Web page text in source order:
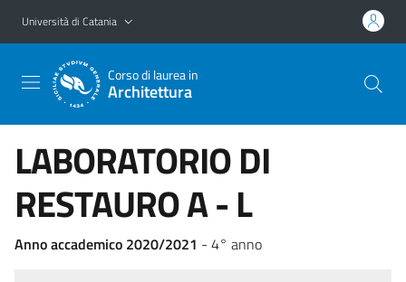
Vai al contenuto principale
Vai al menu di navigazione
Università di Catania
Corso di laurea in
Architettura
LABORATORIO DI
RESTAURO A - L
Anno accademico 2020/2021 - 4° anno